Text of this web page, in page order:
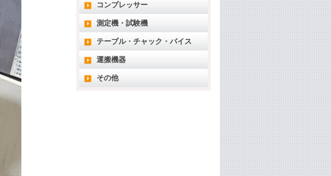
コンプレッサー
測定機・試験機
テーブル・チャック・バイス
運搬機器
その他